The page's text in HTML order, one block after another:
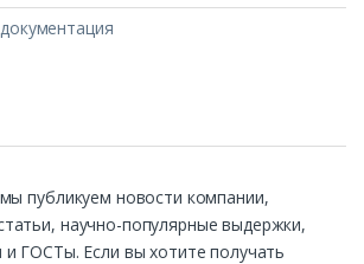
публикуем новости компании,
научно-популярные выдержки,
ГОСТы. Если вы хотите получать